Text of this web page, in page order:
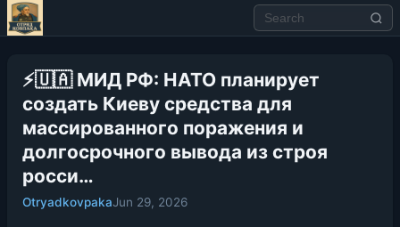
⚡️🇺🇦 МИД РФ: НАТО планирует
создать Киеву средства для
массированного поражения и
долгосрочного вывода из строя
росси…
OtryadkovpakaJun 29, 2026